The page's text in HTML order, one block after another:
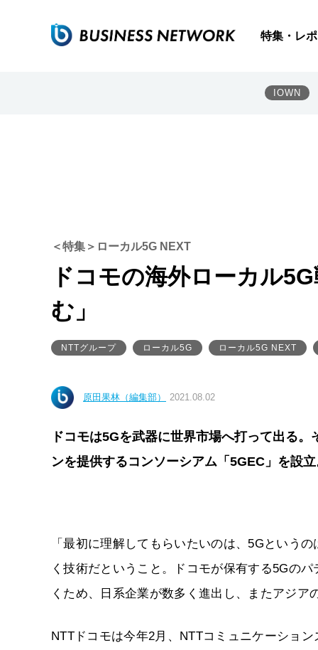
特集・レ
IOWN
＜特集＞ローカル5G NEXT
ドコモの海外ローカル
む」
NTTグループ ローカル5G ローカル5G NEXT
原田果林（編集部） 2021.08.02
ドコモは5Gを武器に世界市場へ打って出る
ンを提供するコンソーシアム「5GEC」を設
「最初に理解してもらいたいのは、5Gという
く技術だということ。ドコモが保有する5Gの
くため、日系企業が数多く進出し、またアジ
NTTドコモは今年2月、NTTコミュニケーショ